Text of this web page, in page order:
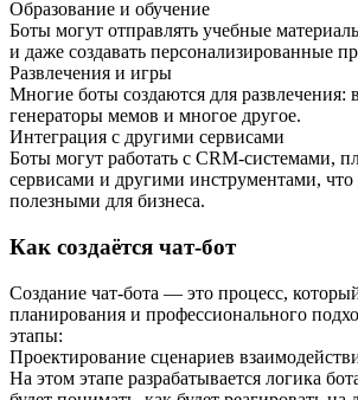
Образование и обучение
Боты могут отправлять учебные
и даже создавать персонализированные
Развлечения и игры
Многие боты создаются для
генераторы мемов и многое другое.
Интеграция с другими сервисами
Боты могут работать с CRM-системами,
сервисами и другими инструментами, что
полезными для бизнеса.
Как создаётся чат-бот
Создание чат-бота — это процесс,
планирования и профессионального
этапы:
Проектирование сценариев
На этом этапе разрабатывается логика